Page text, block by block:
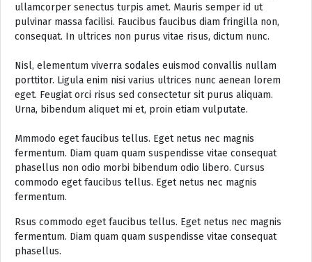
ullamcorper senectus turpis amet. Mauris semper id ut
pulvinar massa facilisi. Faucibus faucibus diam fringilla non,
consequat. In ultrices non purus vitae risus, dictum nunc.
Nisl, elementum viverra sodales euismod convallis nullam
porttitor. Ligula enim nisi varius ultrices nunc aenean lorem
eget. Feugiat orci risus sed consectetur sit purus aliquam.
Urna, bibendum aliquet mi et, proin etiam vulputate.
Mmmodo eget faucibus tellus. Eget netus nec magnis
fermentum. Diam quam quam suspendisse vitae consequat
phasellus non odio morbi bibendum odio libero. Cursus
commodo eget faucibus tellus. Eget netus nec magnis
fermentum.
Rsus commodo eget faucibus tellus. Eget netus nec magnis
fermentum. Diam quam quam suspendisse vitae consequat
phasellus.